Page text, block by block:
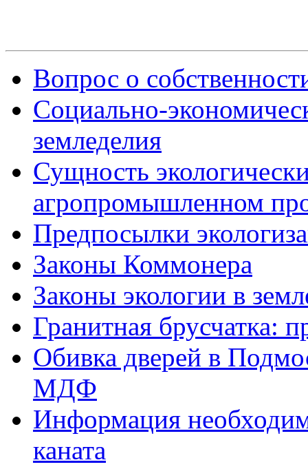
Вопрос о
Социально-
земледелия
Сущность
агропромышленном
Предпосылки
Законы Коммонера
Законы экологии в
Гранитная брусчатка:
Обивка дверей в
МДФ
Информация
каната